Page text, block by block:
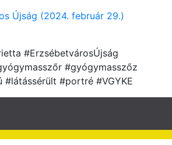
Újság (2024. február 29.)
#ErzsébetvárosÚjság
#gyógymasszőz
#látássérült #portré #VGYKE